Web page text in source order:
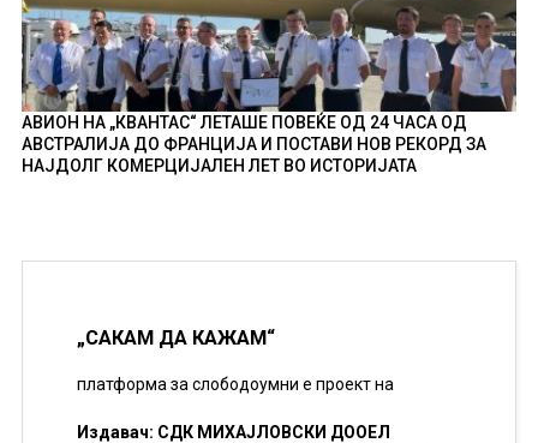
АВИОН НА „КВАНТАС“ ЛЕТАШЕ ПОВЕЌЕ ОД 24 ЧАСА ОД
АВСТРАЛИЈА ДО ФРАНЦИЈА И ПОСТАВИ НОВ РЕКОРД ЗА
НАЈДОЛГ КОМЕРЦИЈАЛЕН ЛЕТ ВО ИСТОРИЈАТА
„САКАМ ДА КАЖАМ“
платформа за слободоумни е проект на
Издавач: СДК МИХАЈЛОВСКИ ДООЕЛ